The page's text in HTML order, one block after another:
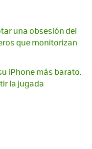
una obsesión del
que monitorizan
iPhone más barato.
la jugada